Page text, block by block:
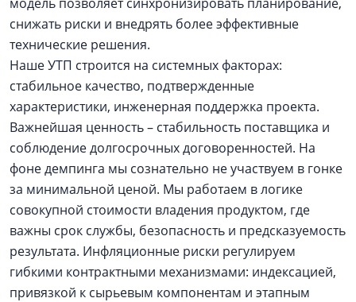
снижать риски и внедрять более эффективные
технические решения.
Наше УТП строится на системных факторах:
стабильное качество, подтвержденные
характеристики, инженерная поддержка проекта.
Важнейшая ценность – стабильность поставщика и
соблюдение долгосрочных договоренностей. На
фоне демпинга мы сознательно не участвуем в гонке
за минимальной ценой. Мы работаем в логике
совокупной стоимости владения продуктом, где
важны срок службы, безопасность и предсказуемость
результата. Инфляционные риски регулируем
гибкими контрактными механизмами: индексацией,
привязкой к сырьевым компонентам и этапным